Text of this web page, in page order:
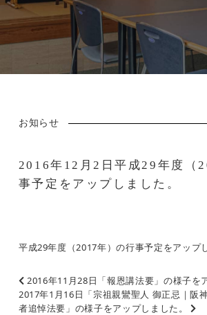
お知らせ
2016年12月2日平成29年度（
事予定をアップしました。
平成29年度（2017年）の行事予定をアップ
2016年11月28日「報恩講法要」の様子を
2017年1月16日「宗祖親鸞聖人 御正忌｜阪
者追悼法要」の様子をアップしました。